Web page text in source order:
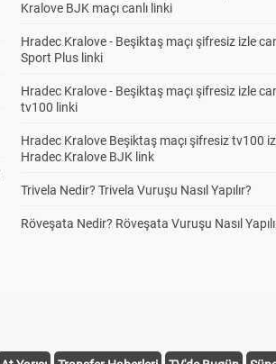
Kralove BJK maçı canlı linki
Hradec Kralove - Beşiktaş maçı şifresiz izle
Sport Plus linki
Hradec Kralove - Beşiktaş maçı şifresiz izle
tv100 linki
Hradec Kralove Beşiktaş maçı şifresiz tv100
Hradec Kralove BJK link
Trivela Nedir? Trivela Vuruşu Nasıl Yapılır?
Röveşata Nedir? Röveşata Vuruşu Nasıl